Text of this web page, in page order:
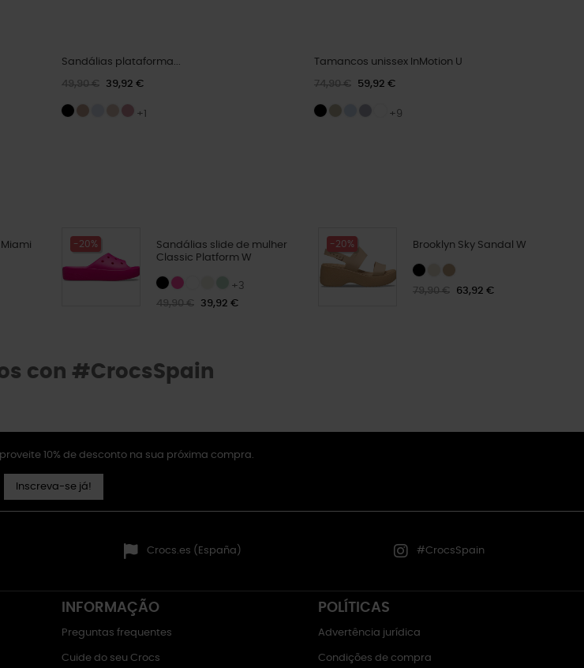
Sandálias plataforma...
49,90 € 39,92 €
+1
Tamancos unissex InMotion U
74,90 € 59,92 €
+9
-20%
Sandálias slide de mulher
Classic Platform W
+3
49,90 €
39,92 €
-20% Brooklyn Sky Sandal W
79,90 € 63,92 €
con #CrocsSpain
10% de desconto na sua próxima compra.
Inscreva-se já!
Crocs.es (España) #CrocsSpain
INFORMAÇÃO
Preguntas frequentes
Cuide do seu Crocs
POLÍTICAS
Advertência jurídica
Condições de compra